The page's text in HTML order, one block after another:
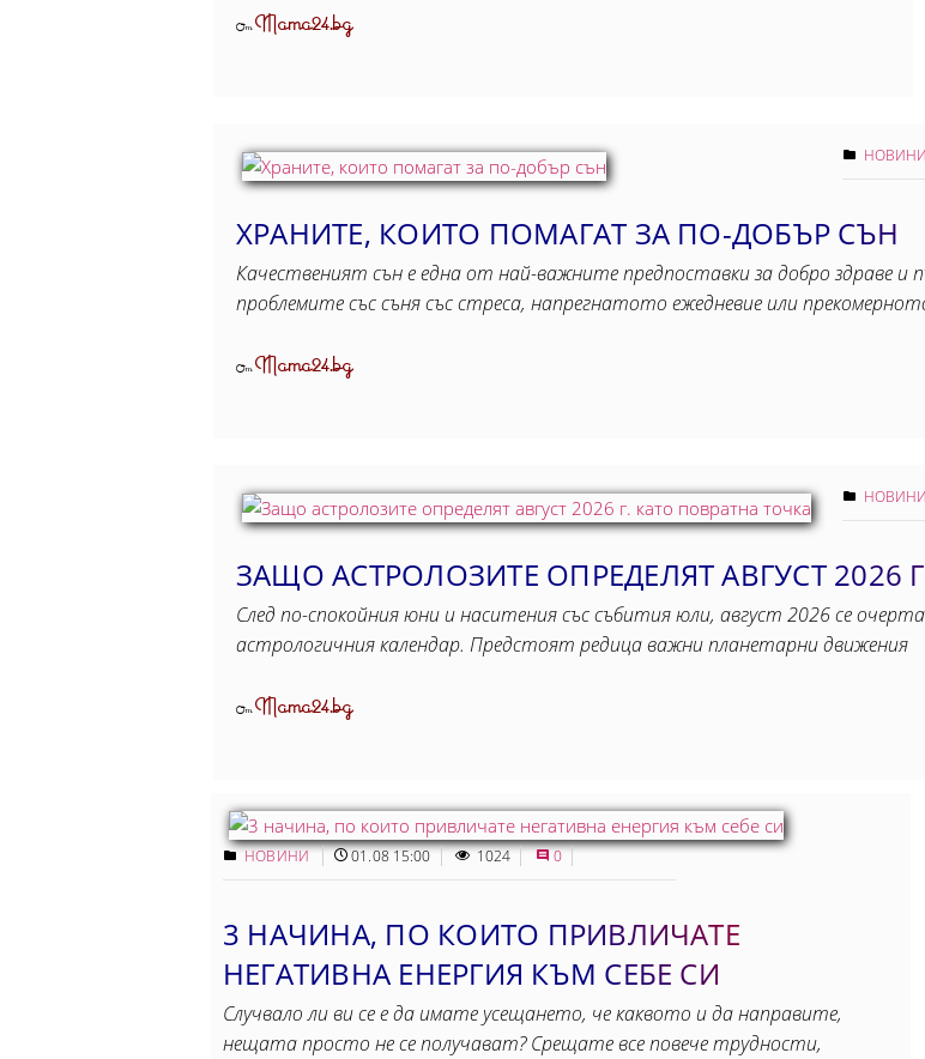
ОтMama24.bg
НОВИНИ
ХРАНИТЕ, КОИТО ПОМАГАТ ЗА ПО-ДОБЪР СЪН
Качественият сън е една от най-важните предпоставки за добро здраве и
проблемите със съня със стреса, напрегнатото ежедневие или
ОтMama24.bg
НОВИНИ
ЗАЩО АСТРОЛОЗИТЕ ОПРЕДЕЛЯТ АВГУСТ 2026
След по-спокойния юни и наситения със събития юли, август 2026 се
астрологичния календар. Предстоят редица важни планетарни движения
ОтMama24.bg
НОВИНИ 01.08 15:00 1024 0
3 НАЧИНА, ПО КОИТО ПРИВЛИЧАТЕ
НЕГАТИВНА ЕНЕРГИЯ КЪМ СЕБЕ СИ
Случвало ли ви се е да имате усещането, че каквото и да направите,
нещата просто не се получават? Срещате все повече трудности,